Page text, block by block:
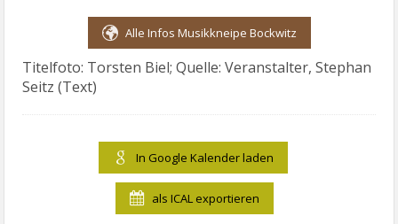
Alle Infos Musikkneipe Bockwitz
Titelfoto: Torsten Biel; Quelle: Veranstalter, Stephan
Seitz (Text)
In Google Kalender laden
als ICAL exportieren